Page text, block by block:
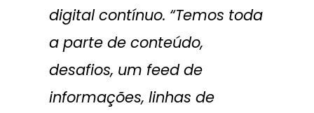
digital contínuo. “Temos toda
a parte de conteúdo,
desafios, um feed de
informações, linhas de